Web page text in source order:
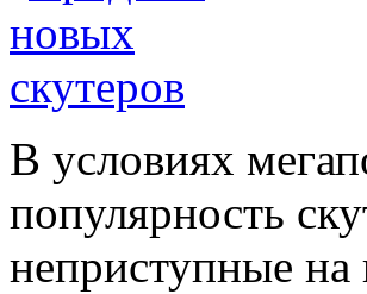
В условиях
популярность
неприступные